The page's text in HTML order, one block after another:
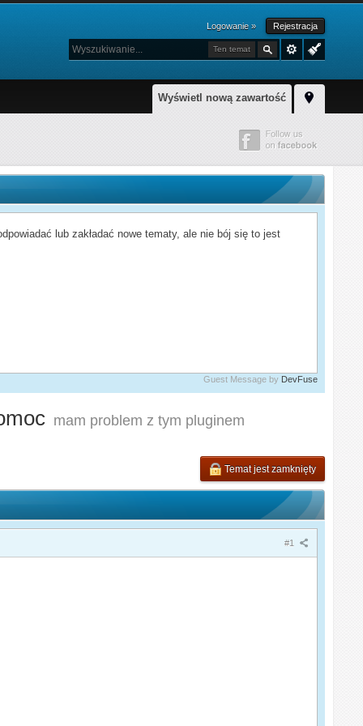
Logowanie » Rejestracja
Ten temat
Wyświetl nową zawartość
lub zakładać nowe tematy, ale nie bój się to jest
Guest Message by DevFuse
mam problem z tym pluginem
Temat jest zamknięty
#1